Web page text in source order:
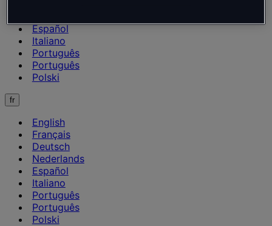
Español
Italiano
Português
Português
Polski
fr
English
Français
Deutsch
Nederlands
Español
Italiano
Português
Português
Polski